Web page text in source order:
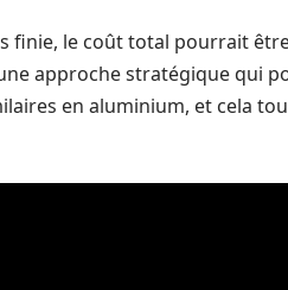
finie, le coût total pourrait
approche stratégique qui
en aluminium, et cela